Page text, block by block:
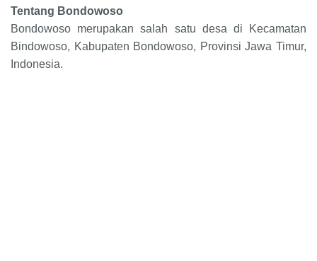
Tentang Bondowoso
Bondowoso merupakan salah satu desa di Kecamatan
Bindowoso, Kabupaten Bondowoso, Provinsi Jawa Timur,
Indonesia.